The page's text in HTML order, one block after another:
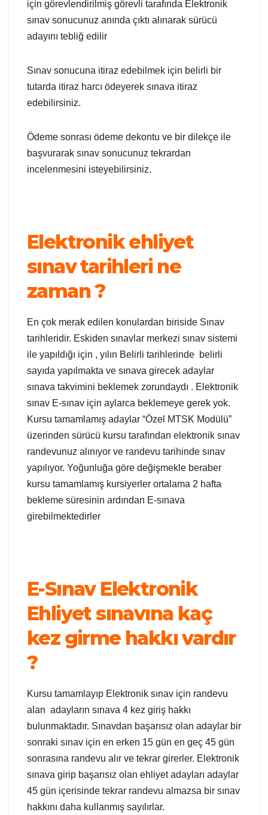
için görevlendirilmiş görevli tarafında Elektronik
sınav sonucunuz anında çıktı alınarak sürücü
adayını tebliğ edilir
Sınav sonucuna itiraz edebilmek için belirli bir
tutarda itiraz harcı ödeyerek sınava itiraz
edebilirsiniz.
Ödeme sonrası ödeme dekontu ve bir dilekçe ile
başvurarak sınav sonucunuz tekrardan
incelenmesini isteyebilirsiniz.
Elektronik ehliyet
sınav tarihleri ne
zaman ?
En çok merak edilen konulardan biriside Sınav
tarihleridir. Eskiden sınavlar merkezi sınav sistemi
ile yapıldığı için , yılın Belirli tarihlerinde belirli
sayıda yapılmakta ve sınava girecek adaylar
sınava takvimini beklemek zorundaydı . Elektronik
sınav E-sınav için aylarca beklemeye gerek yok.
Kursu tamamlamış adaylar “Özel MTSK Modülü”
üzerinden sürücü kursu tarafından elektronik sınav
randevunuz alınıyor ve randevu tarihinde sınav
yapılıyor. Yoğunluğa göre değişmekle beraber
kursu tamamlamış kursiyerler ortalama 2 hafta
bekleme süresinin ardından E-sınava
girebilmektedirler
E-Sınav Elektronik
Ehliyet sınavına kaç
kez girme hakkı vardır
?
Kursu tamamlayıp Elektronik sınav için randevu
alan adayların sınava 4 kez giriş hakkı
bulunmaktadır. Sınavdan başarısız olan adaylar bir
sonraki sınav için en erken 15 gün en geç 45 gün
sonrasına randevu alır ve tekrar girerler. Elektronik
sınava girip başarısız olan ehliyet adayları adaylar
45 gün içerisinde tekrar randevu almazsa bir sınav
hakkını daha kullanmış sayılırlar.